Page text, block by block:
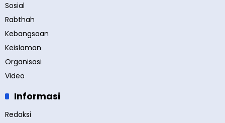
Sosial
Rabthah
Kebangsaan
Keislaman
Organisasi
Video
Informasi
Redaksi